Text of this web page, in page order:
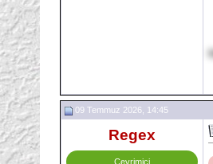
09 Temmuz 2026, 14:45
Regex
Çevrimiçi